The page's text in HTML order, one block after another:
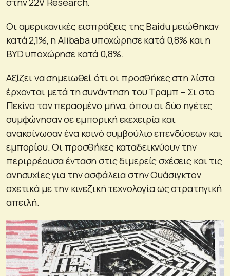
Οι αμερικανικές εισπράξεις της Baidu μειώθηκαν
κατά 2,1%, η Alibaba υποχώρησε κατά 0,8% και η
BYD υποχώρησε κατά 0,8%.
Αξίζει να σημειωθεί ότι οι προσθήκες στη λίστα
έρχονται μετά τη συνάντηση του Τραμπ – Σι στο
Πεκίνο τον περασμένο μήνα, όπου οι δύο ηγέτες
συμφώνησαν σε εμπορική εκεχειρία και
ανακοίνωσαν ένα κοινό συμβούλιο επενδύσεων και
εμπορίου. Οι προσθήκες καταδεικνύουν την
περιρρέουσα ένταση στις διμερείς σχέσεις και τις
ανησυχίες για την ασφάλεια στην Ουάσιγκτον
σχετικά με την κινεζική τεχνολογία ως στρατηγική
απειλή.